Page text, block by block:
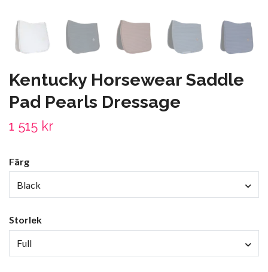
Kentucky Horsewear Saddle
Pad Pearls Dressage
1 515 kr
Färg
Black
Storlek
Full